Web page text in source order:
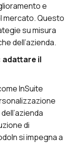
e
mercato. Questo
su misura
dell’azienda.
adattare il
InSuite
di
si impegna a